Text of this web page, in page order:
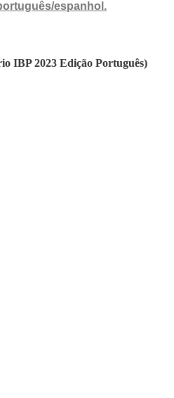
espanhol.
IBP 2023 Edição Português)